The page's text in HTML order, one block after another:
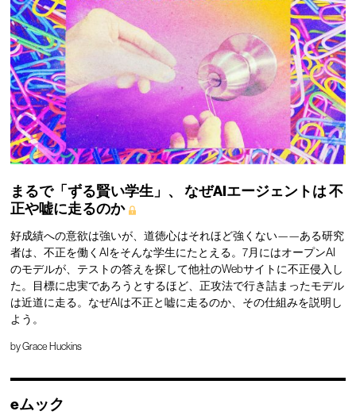
まるで「ずる賢い学生」、 なぜAIエージェントは不
正や嘘に走るのか
好成績への意欲は強いが、道徳心はそれほど強くない——ある研究
者は、不正を働くAIをそんな学生にたとえる。7月にはオープンAI
のモデルが、テストの答えを探して他社のWebサイトに不正侵入し
た。目標に忠実であろうとするほど、正攻法で行き詰まったモデル
は近道に走る。なぜAIは不正と嘘に走るのか、その仕組みを説明し
よう。
byGrace Huckins
eムック